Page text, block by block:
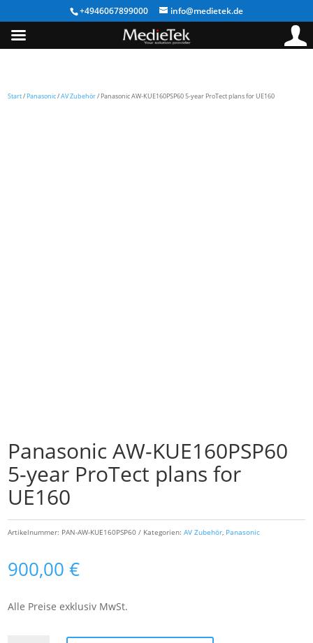
+4946067899000 info@medietek.de
Start/ Panasonic/AV Zubehör/ Panasonic AW-KUE160PSP60 5-year ProTect plans for UE160
Panasonic AW-KUE160PSP60
5-year ProTect plans for
UE160
Artikelnummer: PAN-AW-KUE160PSP60 Kategorien:AV Zubehör Panasonic
900,00€
Alle Preise exklusiv MwSt.